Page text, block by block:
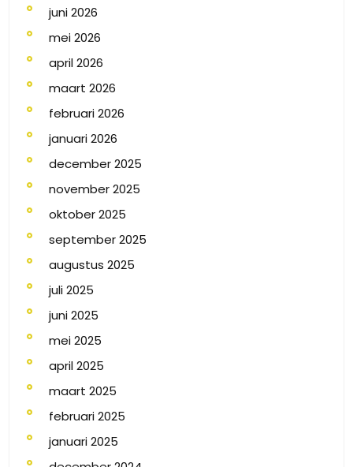
juni 2026
mei 2026
april 2026
maart 2026
februari 2026
januari 2026
december 2025
november 2025
oktober 2025
september 2025
augustus 2025
juli 2025
juni 2025
mei 2025
april 2025
maart 2025
februari 2025
januari 2025